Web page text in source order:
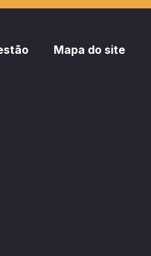
Mapa do site